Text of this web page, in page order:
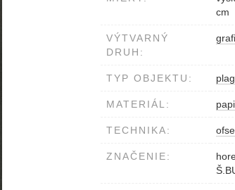
cm
VÝTVARNÝ
DRUH:
TYP OBJEKTU:
MATERIÁL:
TECHNIKA:
ZNAČENIE: